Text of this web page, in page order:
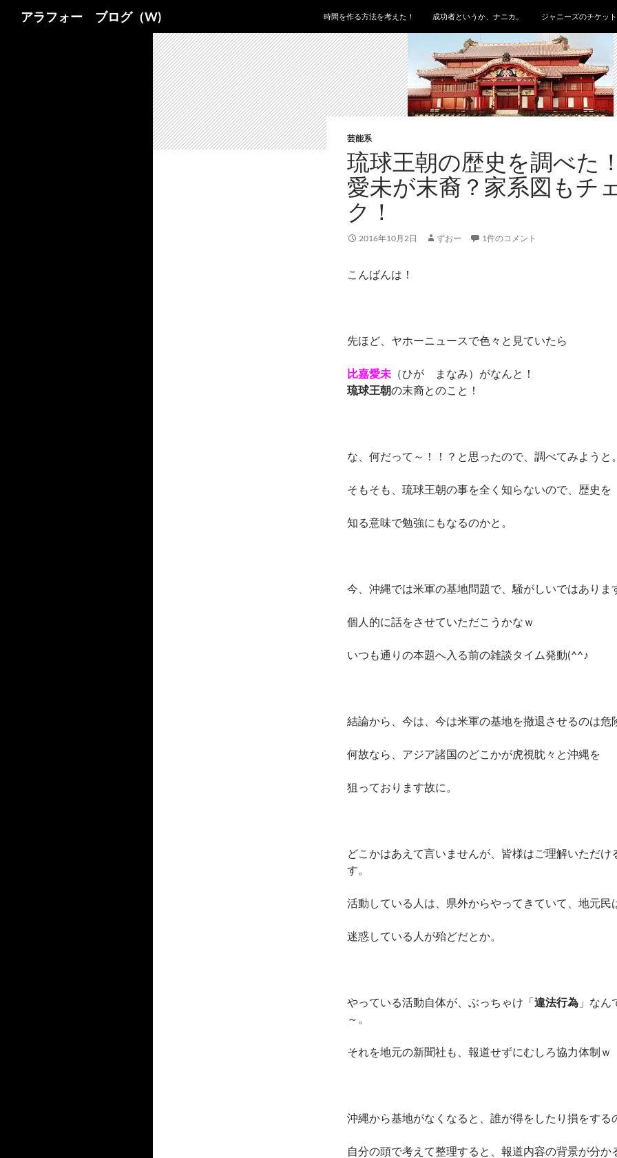
アラフォー ブログ（W) 時間を作る方法を考えた！ 成功者というか、ナニカ。 ジャニーズのチケッ
芸能系
琉球王朝の歴史を調べた
愛未が末裔？家系図もチ
ク！
2016年10月2日 ずおー 1件のコメント
こんばんは！
先ほど、ヤホーニュースで色々と見ていたら
比嘉愛未 （ひが まなみ）がなんと！
琉球王朝の末裔とのこと！
な、何だって～！！？と思ったので、調べてみようと。
そもそも、琉球王朝の事を全く知らないので、歴史を
知る意味で勉強にもなるのかと。
今、沖縄では米軍の基地問題で、騒がしいではありま
個人的に話をさせていただこうかなｗ
いつも通りの本題へ入る前の雑談タイム発動(^^♪
結論から、今は、今は米軍の基地を撤退させるのは危
何故なら、アジア諸国のどこかが虎視眈々と沖縄を
狙っております故に。
どこかはあえて言いませんが、皆様はご理解いただけ
す。
活動している人は、県外からやってきていて、地元民
迷惑している人が殆どだとか。
やっている活動自体が、ぶっちゃけ「違法行為 」なん
～。
それを地元の新聞社も、報道せずにむしろ協力体制ｗ
沖縄から基地がなくなると、誰が得をしたり損をする
自分の頭で考えて整理すると、報道内容の背景が分か